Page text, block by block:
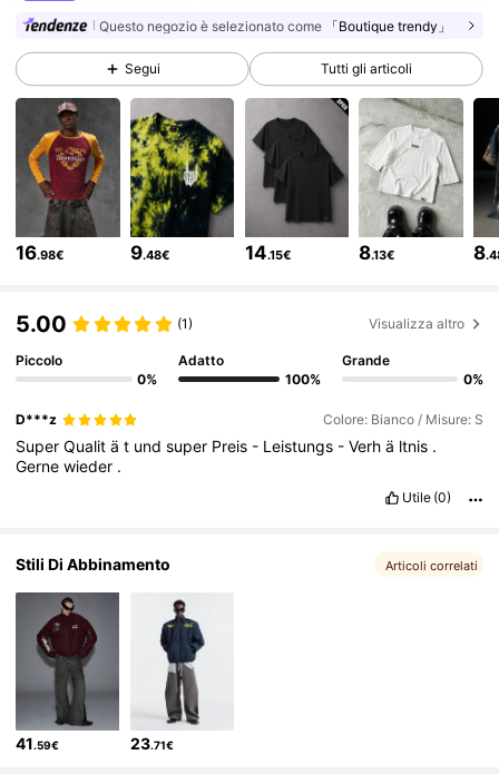
157K Follower
4.79 157K Follower
4.79 157K Follower
4.79 157K Follower
157K Follower
4.79
Questo negozio è selezionato come 「Boutique trendy」
Segui Tutti gli articoli
16.98€ 9.48€ 14.15€ 8.13€ 8
5.00 (1) Visualizza altro
Piccolo
0%
Adatto
100%
Grande
0%
D***z Colore: Bianco / Misure: S
SuperQualität undsuper Preis - Leistungs -Verhä ltnis .
Gernewieder .
Utile (0)
Stili Di Abbinamento Articoli correlati
41.59€ 23.71€